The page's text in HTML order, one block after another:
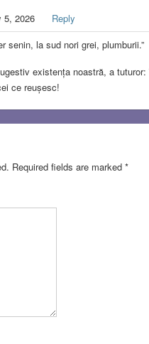
5, 2026
Reply
senin, la sud nori grei, plumburii.”
existența noastră, a
ce reușesc!
Required fields are marked*